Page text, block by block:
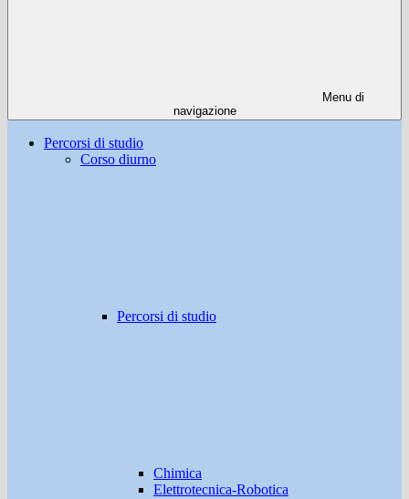
Menu di
navigazione
Percorsi di studio
Corso diurno
Percorsi di studio
Chimica
Elettrotecnica-Robotica